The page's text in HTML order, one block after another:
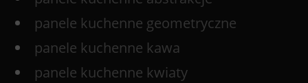
panele kuchenne geometryczne
panele kuchenne kawa
panele kuchenne kwiaty